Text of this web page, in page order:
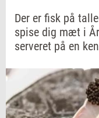
Der er fisk på
spise dig mæt i
serveret på en